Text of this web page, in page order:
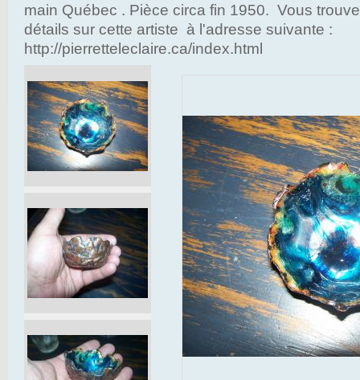
main Québec . Pièce circa fin 1950. Vous
détails sur cette artiste à l'adresse suivante :
http://pierretteleclaire.ca/index.html